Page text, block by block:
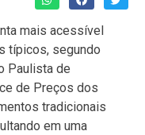
mais acessível
típicos, segundo
Paulista de
de Preços dos
tradicionais
em uma